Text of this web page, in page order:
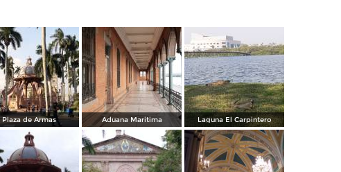
Plaza de Armas Aduana Maritima Laguna El Carpintero